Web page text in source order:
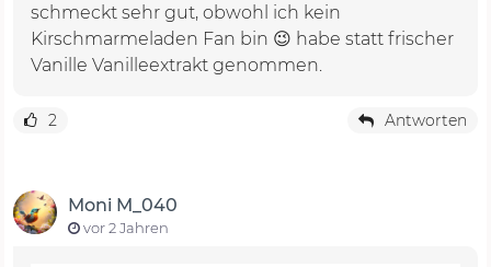
schmeckt sehr gut, obwohl ich kein
Kirschmarmeladen Fan bin 😉 habe statt frischer
Vanille Vanilleextrakt genommen.
2 Antworten
Moni M_040
vor 2 Jahren